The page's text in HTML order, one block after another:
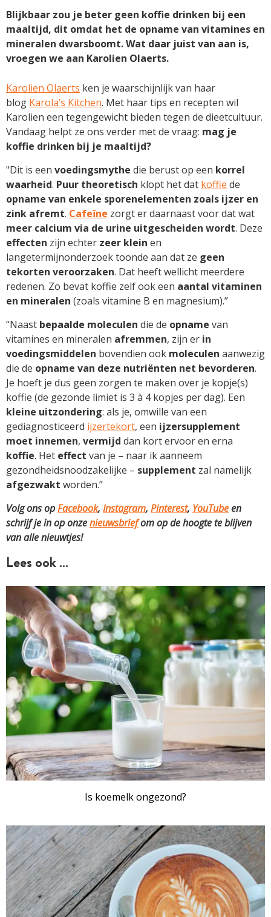
Blijkbaar zou je beter geen koffie drinken bij een
maaltijd, dit omdat het de opname van vitamines en
mineralen dwarsboomt. Wat daar juist van aan is,
vroegen we aan Karolien Olaerts.
Karolien Olaerts ken je waarschijnlijk van haar
blog Karola’s Kitchen. Met haar tips en recepten wil
Karolien een tegengewicht bieden tegen de dieetcultuur.
Vandaag helpt ze ons verder met de vraag: mag je
koffie drinken bij je maaltijd?
"Dit is een voedingsmythe die berust op een korrel
waarheid. Puur theoretisch klopt het dat koffie de
opname van enkele sporenelementen zoals ijzer en
zink afremt. Cafeïne zorgt er daarnaast voor dat wat
meer calcium via de urine uitgescheiden wordt. Deze
effecten zijn echter zeer klein en
langetermijnonderzoek toonde aan dat ze geen
tekorten veroorzaken. Dat heeft wellicht meerdere
redenen. Zo bevat koffie zelf ook een aantal vitaminen
en mineralen (zoals vitamine B en magnesium).”
“Naast bepaalde moleculen die de opname van
vitamines en mineralen afremmen, zijn er in
voedingsmiddelen bovendien ook moleculen aanwezig
die de opname van deze nutriënten net bevorderen.
Je hoeft je dus geen zorgen te maken over je kopje(s)
koffie (de gezonde limiet is 3 à 4 kopjes per dag). Een
kleine uitzondering: als je, omwille van een
gediagnosticeerd ijzertekort, een ijzersupplement
moet innemen, vermijd dan kort ervoor en erna
koffie. Het effect van je – naar ik aanneem
gezondheidsnoodzakelijke – supplement zal namelijk
afgezwakt worden.”
Volg ons opFacebook, Instagram, Pinterest, YouTubeen
schrijf je in op onzenieuwsbriefom op de hoogte te blijven
van alle nieuwtjes!
Lees ook …
Is koemelk ongezond?